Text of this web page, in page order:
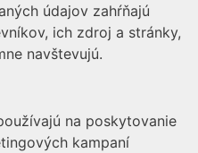
údajov zahŕňajú
ich zdroj a stránky,
navštevujú.
na poskytovanie
kampaní